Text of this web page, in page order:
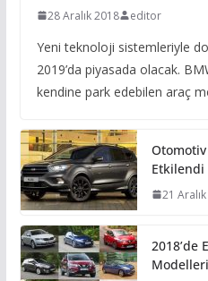
28 Aralık 2018 editor
Yeni teknoloji sistemleriyle
2019’da piyasada olacak.
kendine park edebilen araç
Etkilendi
21
2018’de
Modelleri